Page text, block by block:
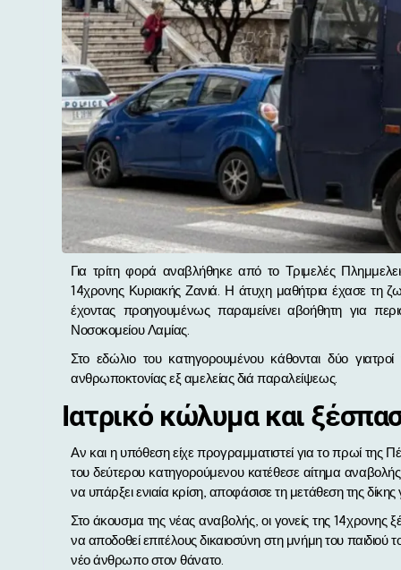
Για τρίτη φορά αναβλήθηκε από το Τριμελές Πλημμελειοδικείο Λαμίας η πολύκροτη δίκη για τον αδόκητο χαμό της
14χρονης Κυριακής Ζανιά. Η άτυχη μαθήτρια έχασε τη
έχοντας προηγουμένως παραμείνει αβοήθητη για
Νοσοκομείου Λαμίας.
Στο εδώλιο του κατηγορουμένου κάθονται δύο
ανθρωποκτονίας εξ αμελείας διά παραλείψεως.
Ιατρικό κώλυμα και
Αν και η υπόθεση είχε προγραμματιστεί για το πρωί της
του δεύτερου κατηγορούμενου κατέθεσε αίτημα
να υπάρξει ενιαία κρίση, αποφάσισε τη μετάθεση της δίκης
Στο άκουσμα της νέας αναβολής, οι γονείς της
να αποδοθεί επιτέλους δικαιοσύνη στη μνήμη του
νέο άνθρωπο στον θάνατο.